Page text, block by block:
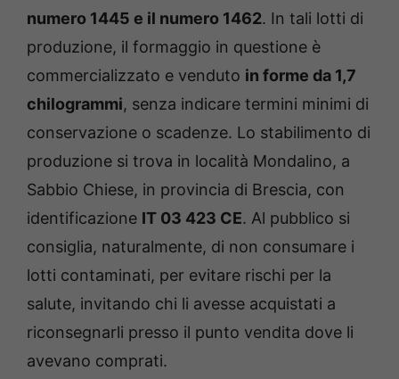
numero 1445 e il numero 1462. In tali lotti di
produzione, il formaggio in questione è
commercializzato e venduto in forme da 1,7
chilogrammi, senza indicare termini minimi di
conservazione o scadenze. Lo stabilimento di
produzione si trova in località Mondalino, a
Sabbio Chiese, in provincia di Brescia, con
identificazione IT 03 423 CE. Al pubblico si
consiglia, naturalmente, di non consumare i
lotti contaminati, per evitare rischi per la
salute, invitando chi li avesse acquistati a
riconsegnarli presso il punto vendita dove li
avevano comprati.